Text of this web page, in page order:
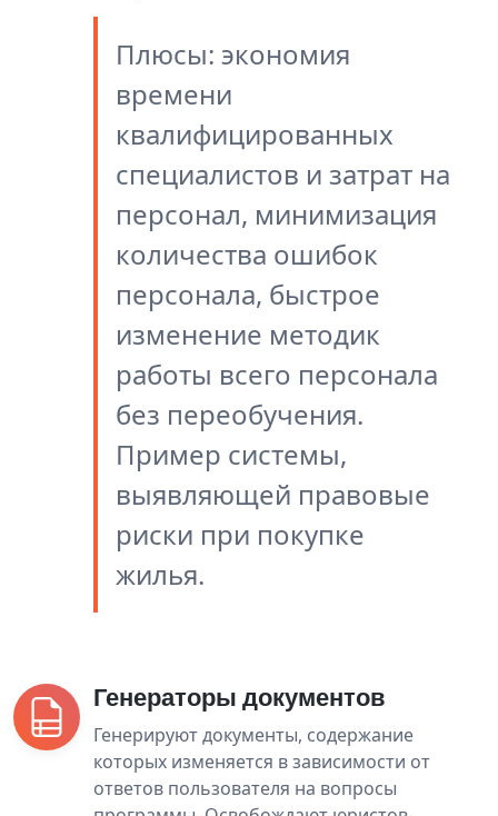
Плюсы: экономия
времени
квалифицированных
специалистов и затрат на
персонал, минимизация
количества ошибок
персонала, быстрое
изменение методик
работы всего персонала
без переобучения.
Пример системы,
выявляющей правовые
риски при покупке
жилья.
Генераторы документов
Генерируют документы, содержание
которых изменяется в зависимости от
ответов пользователя на вопросы